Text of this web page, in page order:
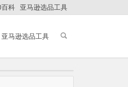
百科 亚马逊选品工具
亚马逊选品工具